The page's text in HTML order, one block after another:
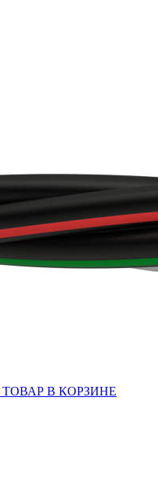
ТОВАР В КОРЗИНЕ